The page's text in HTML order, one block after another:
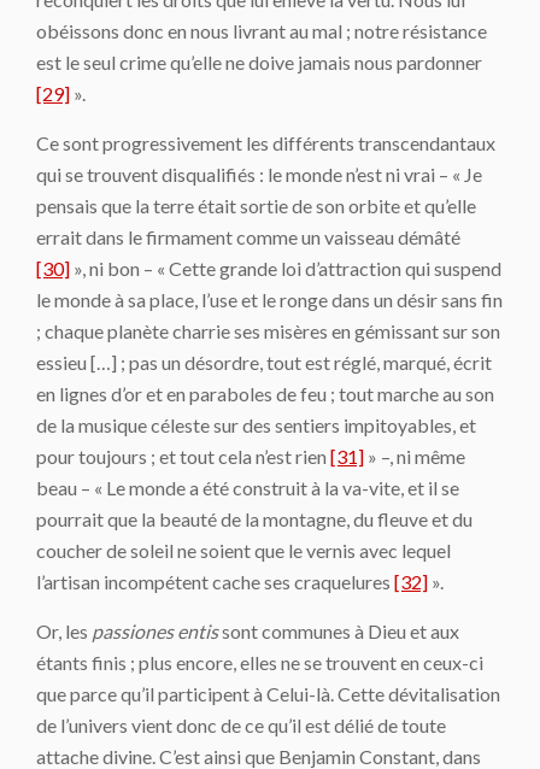
obéissons donc en nous livrant au mal ; notre ré­sistance
est le seul crime qu’elle ne doive jamais nous pardonner
[29] ».
Ce sont progressivement les différents transcendantaux
qui se trouvent disqualifiés : le monde n’est ni vrai – « Je
pensais que la terre était sortie de son orbite et qu’elle
errait dans le firmament comme un vaisseau démâté
[30] », ni bon – « Cette grande loi d’attraction qui suspend
le monde à sa place, l’use et le ronge dans un désir sans fin
; chaque planète charrie ses misères en gémissant sur son
essieu […] ; pas un désordre, tout est réglé, marqué, écrit
en lignes d’or et en paraboles de feu ; tout marche au son
de la musique céleste sur des sentiers impitoyables, et
pour toujours ; et tout cela n’est rien [31] » –, ni même
beau – « Le monde a été construit à la va-vite, et il se
pourrait que la beauté de la montagne, du fleuve et du
coucher de soleil ne soient que le vernis avec lequel
l’artisan incompétent cache ses craquelures [32] ».
Or, les passiones entissont communes à Dieu et aux
étants finis ; plus encore, elles ne se trouvent en ceux-ci
que parce qu’il participent à Celui-là. Cette dévitalisation
de l’univers vient donc de ce qu’il est délié de toute
attache divine. C’est ainsi que Benjamin Constant, dans